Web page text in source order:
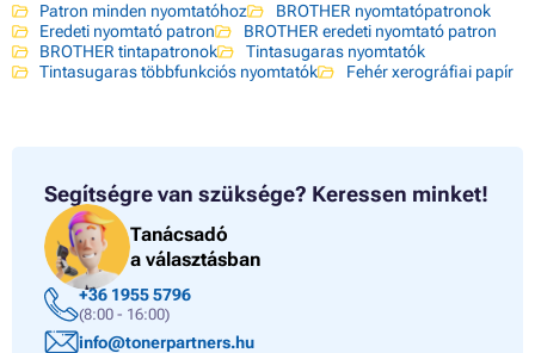
Patron minden nyomtatóhoz
BROTHER nyomtatópatronok
Eredeti nyomtató patron
BROTHER eredeti nyomtató patron
BROTHER tintapatronok
Tintasugaras nyomtatók
Tintasugaras többfunkciós nyomtatók
Fehér xerográfiai papír
Segítségre van szüksége? Keressen minket!
Tanácsadó
a választásban
+36 1955 5796
(8:00 - 16:00)
info@tonerpartners.hu